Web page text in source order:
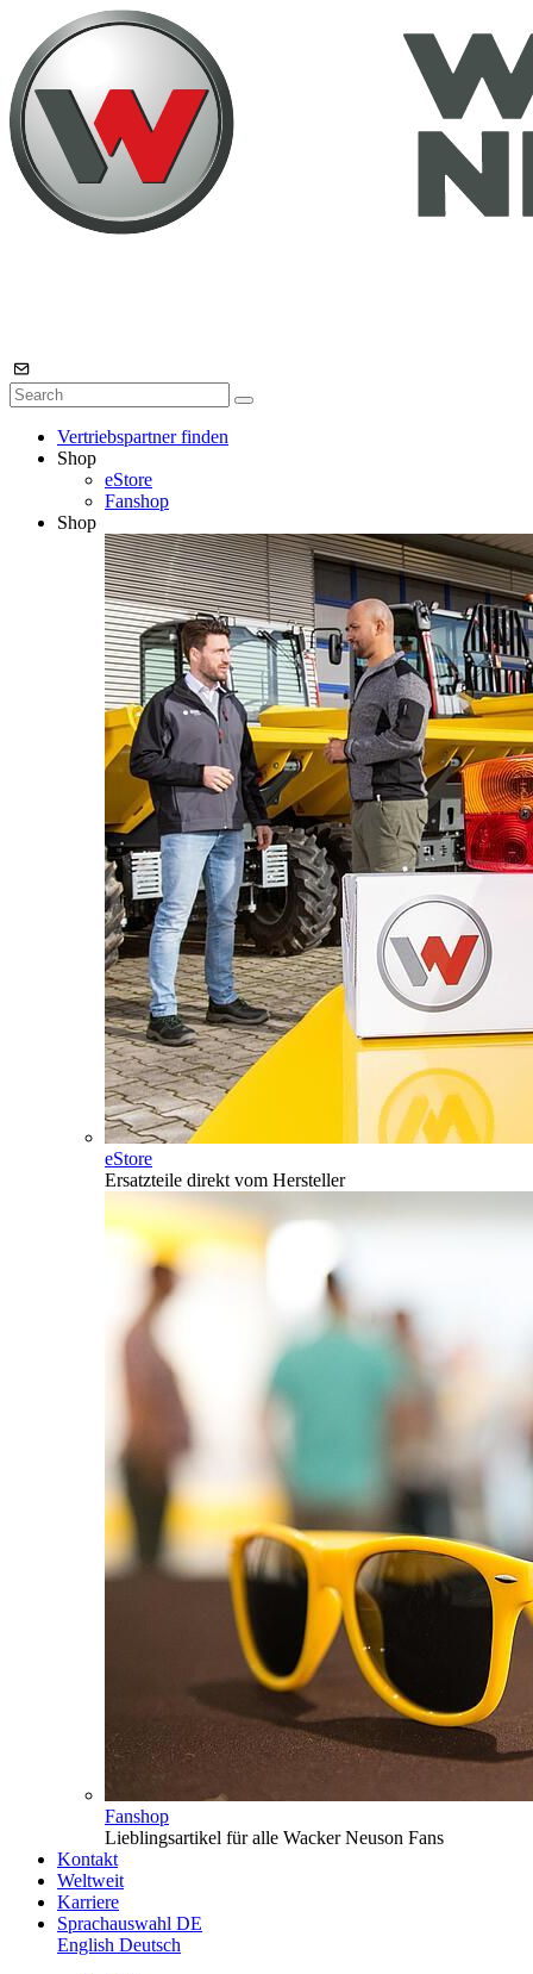
Vertriebspartner finden
Shop
eStore
Fanshop
Shop
eStore
Ersatzteile direkt vom Hersteller
Fanshop
Lieblingsartikel für alle Wacker Neuson Fans
Kontakt
Weltweit
Karriere
Sprachauswahl DE
English Deutsch